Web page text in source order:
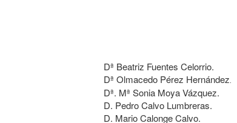
Dª Beatriz Fuentes Celorrio.
Dª Olmacedo Pérez Hernández.
Dª. Mª Sonia Moya Vázquez.
D. Pedro Calvo Lumbreras.
D. Mario Calonge Calvo.